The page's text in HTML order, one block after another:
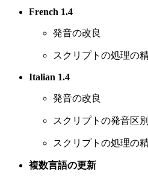
French 1.4
発音の改良
スクリプトの処理の
Italian 1.4
発音の改良
スクリプトの発音区
スクリプトの処理の
複数言語の更新